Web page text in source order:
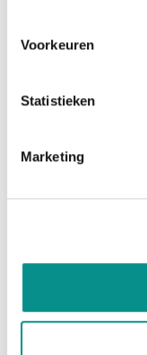
Voorkeuren
Statistieken
Marketing